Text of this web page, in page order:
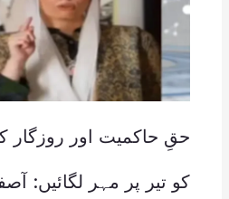
کو تیر پر مہر لگائیں: